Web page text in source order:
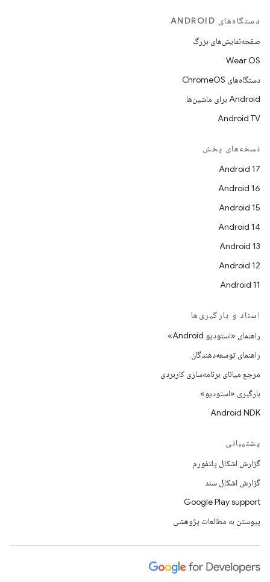
دستگاه‌های ANDROID
صفحه‌نمایش‌های بزرگ
Wear OS
دستگاه‌های ChromeOS
Android برای ماشین‌ها
Android TV
نسخه‌های پخش
Android 17
Android 16
Android 15
Android 14
Android 13
Android 12
Android 11
اسناد و بارگیری‌ها
راهنمای «استودیو Android»
راهنمای توسعه‌دهندگان
مرجع میانای برنامه‌سازی کاربردی
بارگیری «استودیو»
Android NDK
پشتیبانی
گزارش اشکال پلتفورم
گزارش اشکال سند
Google Play support
پیوستن به مطالعات پژوهشی